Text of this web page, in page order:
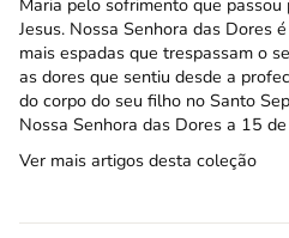
Maria pelo sofrimento que
Jesus. Nossa Senhora das Dores
mais espadas que trespassam o
as dores que sentiu desde a
do corpo do seu filho no Santo
Nossa Senhora das Dores a 15
Ver mais artigos desta coleção